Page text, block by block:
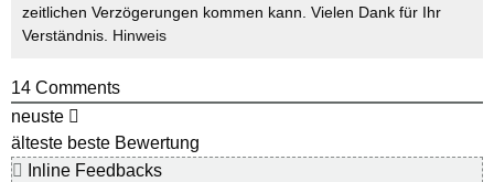
zeitlichen Verzögerungen kommen kann. Vielen Dank für Ihr
Verständnis. Hinweis
14 Comments
neuste
älteste beste Bewertung
Inline Feedbacks